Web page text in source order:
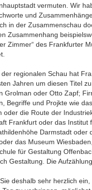
vermuten. Wir
und
in der Zusammenschau
Zusammenhang
Zimmer“ des Frankfurter
regionalen Schau hat
Jahren um diesen Titel
Grolman oder Otto Zapf;
Begriffe und Projkte wie
oder die Route der
Frankfurt oder das Institut
Darmstadt oder
das Museum
für Gestaltung
Gestaltung. Die
deshalb sehr herzlich